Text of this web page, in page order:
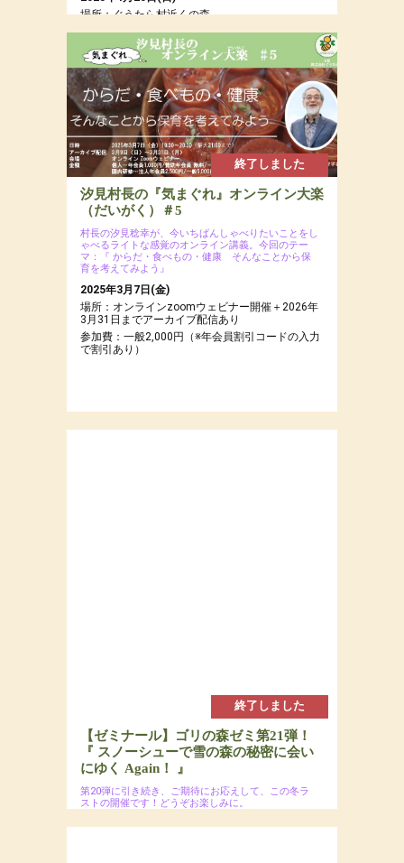
場所：ぐうたら村近くの森
参加費：参加費：年会員8,000円（若者応援プロ
ジェクトにつき20代割引あるよ）・一般9,500
円・定員12名
終了しました
汐見村長の『気まぐれ』オンライン大楽
（だいがく）＃5
村長の汐見稔幸が、今いちばんしゃべりたいことをし
ゃべるライトな感覚のオンライン講義。今回のテー
マ：『 からだ・食べもの・健康 そんなことから保
育を考えてみよう』
2025年3月7日(金)
場所：オンラインzoomウェビナー開催＋2026年
3月31日までアーカイブ配信あり
参加費：一般2,000円（※年会員割引コードの入力
で割引あり）
終了しました
【ゼミナール】ゴリの森ゼミ第21弾！
『 スノーシューで雪の森の秘密に会い
にゆく Again！ 』
第20弾に引き続き、ご期待にお応えして、この冬ラ
ストの開催です！どうぞお楽しみに。